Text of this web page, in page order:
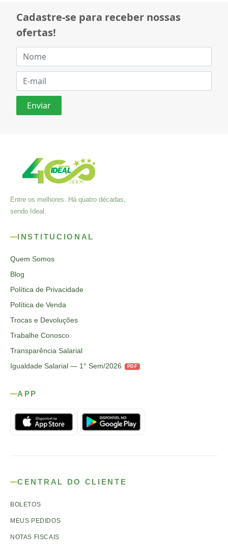
Cadastre-se para receber nossas
ofertas!
Entre os melhores. Há quatro décadas,
sendo Ideal.
INSTITUCIONAL
Quem Somos
Blog
Política de Privacidade
Política de Venda
Trocas e Devoluções
Trabalhe Conosco
Transparência Salarial
Igualdade Salarial — 1° Sem/2026
PDF
APP
CENTRAL DO CLIENTE
BOLETOS
MEUS PEDIDOS
NOTAS FISCAIS